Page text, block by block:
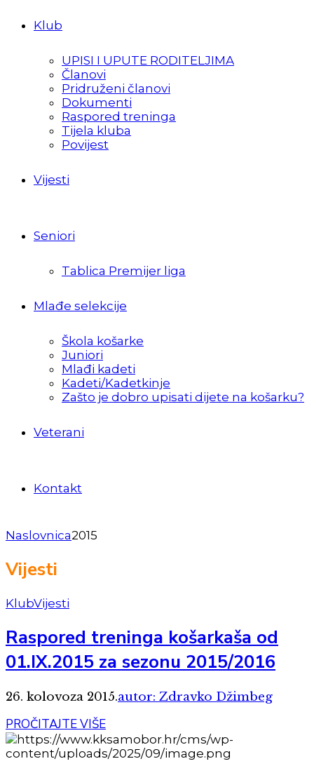
Klub
UPISI I UPUTE RODITELJIMA
Članovi
Pridruženi članovi
Dokumenti
Raspored treninga
Tijela kluba
Povijest
Vijesti
Seniori
Tablica Premijer liga
Mlađe selekcije
Škola košarke
Juniori
Mlađi kadeti
Kadeti/Kadetkinje
Zašto je dobro upisati dijete na košarku?
Veterani
Kontakt
Naslovnica2015
Vijesti
KlubVijesti
Raspored treninga košarkaša od
01.IX.2015 za sezonu 2015/2016
26. kolovoza 2015.autor: Zdravko Džimbeg
PROČITAJTE VIŠE